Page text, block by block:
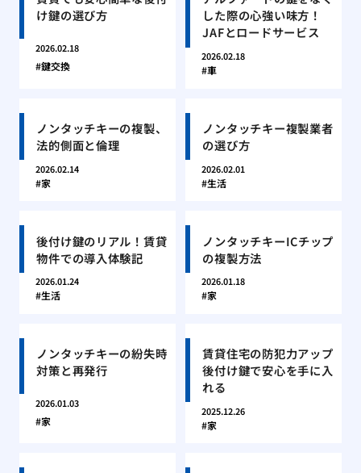
け鍵の選び方
2026.02.18
鍵交換
した際の心強い味方！
JAFとロードサービス
2026.02.18
車
ノンタッチキーの複製、
法的側面と倫理
2026.02.14
家
ノンタッチキー複製業者
の選び方
2026.02.01
生活
後付け鍵のリアル！賃貸
物件での導入体験記
2026.01.24
生活
ノンタッチキーICチップ
の複製方法
2026.01.18
家
ノンタッチキーの紛失時
対策と再発行
2026.01.03
家
賃貸住宅の防犯力アップ
後付け鍵で安心を手に入
れる
2025.12.26
家